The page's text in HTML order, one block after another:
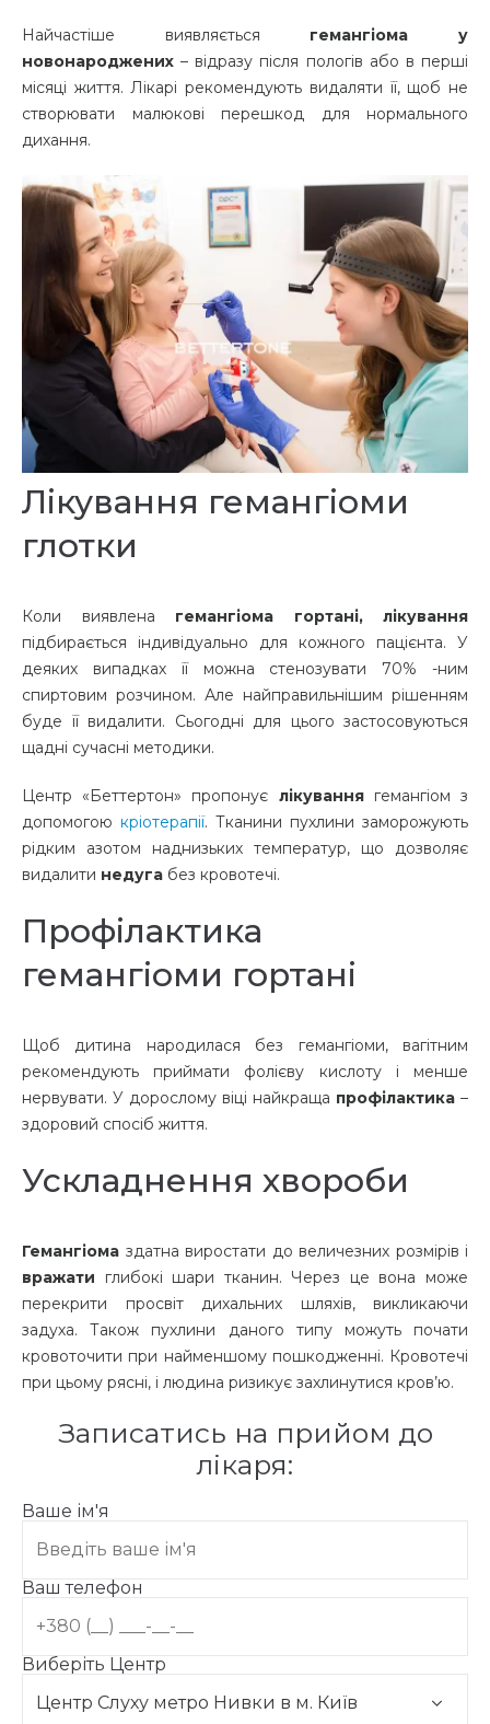
Найчастіше виявляється гемангіома у
новонароджених – відразу після пологів або в перші
місяці життя. Лікарі рекомендують видаляти її, щоб не
створювати малюкові перешкод для нормального
дихання.
Лікування гемангіоми
глотки
Коли виявлена ​​ гемангіома гортані, лікування
підбирається індивідуально для кожного пацієнта. У
деяких випадках її можна стенозувати 70% -ним
спиртовим розчином. Але найправильнішим рішенням
буде її видалити. Сьогодні для цього застосовуються
щадні сучасні методики.
Центр «Беттертон» пропонує лікуваннягемангіом з
допомогою кріотерапії. Тканини пухлини заморожують
рідким азотом наднизьких температур, що дозволяє
видалити недуга без кровотечі.
Профілактика
гемангіоми гортані
Щоб дитина народилася без гемангіоми, вагітним
рекомендують приймати фолієву кислоту і менше
нервувати. У дорослому віці найкраща профілактика –
здоровий спосіб життя.
Ускладнення хвороби
Гемангіома здатна виростати до величезних розмірів і
вражати глибокі шари тканин. Через це вона може
перекрити просвіт дихальних шляхів, викликаючи
задуха. Також пухлини даного типу можуть почати
кровоточити при найменшому пошкодженні. Кровотечі
при цьому рясні, і людина ризикує захлинутися кров’ю.
Записатись на прийом до
лікаря:
Ваше ім'я
Ваш телефон
Виберіть Центр